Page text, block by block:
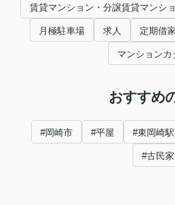
賃貸マンション・分譲賃貸マンシ
月極駐車場 求人 定期借
マンションカ
おすすめ
#岡崎市 #平屋 #東岡崎駅
#古民家